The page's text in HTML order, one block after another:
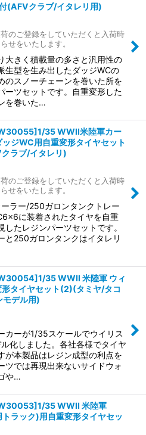
(AFVクラブ/イタレリ用)
のご登録をしていただくと入荷時
せをいたします。
大きく積載量の多さと汎用性の
生型を生み出したダッジWCの
のスノーチェーンを巻いた所を
ーツセットです。自重変形した
を巻いた…
35 WWII米陸軍カー
ッジWC用自重変形タイヤセット
ラブ/イタレリ)
のご登録をしていただくと入荷時
せをいたします。
ラー/250ガロンタンクトレー
に装着されたタイヤを自重
したレジンパーツセットです。
と250ガロンタンクはイタレリ
35 WWII 米陸軍 ウィ
形タイヤセット(2)(タミヤ/タコ
モデル用)
カーが1/35スケールでウイリス
化しました。各社各様でタイヤ
が本製品はレジン成型の利点を
ツでは再現出来ないサイドウォ
や…
35 WWII 米陸軍
ラック)用自重変形タイヤセッ